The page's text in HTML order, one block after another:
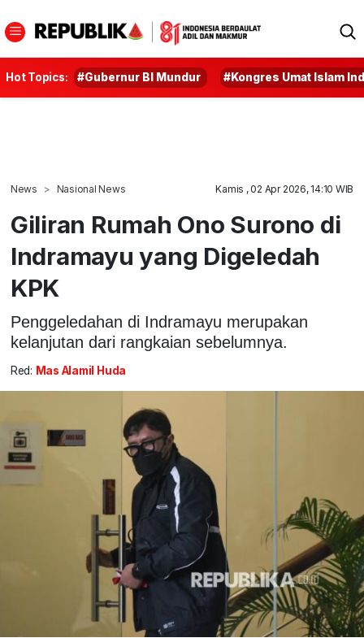
Hot Topics: #Gubernur BI Mundur #Kongres Umat Islam
News Nasional News Kamis , 02 Apr 2026, 14:10 WIB
Giliran Rumah Ono Surono di
Indramayu yang Digeledah
KPK
Penggeledahan di Indramayu merupakan
kelanjutan dari rangkaian sebelumnya.
Red: Mas Alamil Huda